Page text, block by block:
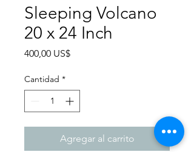
Sleeping Volcano
20 x 24 Inch
400,00 US$Precio
Cantidad *
Agregar al carrito